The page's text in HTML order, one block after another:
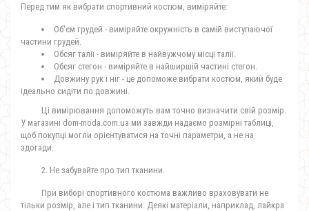
Перед тим як вибрати спортивний костюм, виміряйте:
Об'єм грудей - виміряйте окружність в самій виступаючої
частини грудей.
Обсяг талії - виміряйте в найвужчому місці талії.
Обсяг стегон - виміряйте в найширшій частині стегон.
Довжину рук і ніг - це допоможе вибрати костюм, який буде
ідеально сидіти по довжині.
Ці вимірювання допоможуть вам точно визначити свій розмір.
У магазині dom-moda.com.ua ми завжди надаємо розмірні таблиці,
щоб покупці могли орієнтуватися на точні параметри, а не на
здогади.
2. Не забувайте про тип тканини.
При виборі спортивного костюма важливо враховувати не
тільки розмір, але і тип тканини. Деякі матеріали, наприклад, лайкра